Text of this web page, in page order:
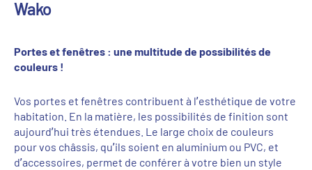
Wako
Portes et fenêtres : une multitude de possibilitésde
couleurs !
Vos portes et fenêtres contribuent à l’esthétique de votre
habitation. En la matière, les possibilités de finition sont
aujourd’hui très étendues. Le large choix de couleurs
pour vos châssis, qu’ils soient en aluminium ou PVC, et
d’accessoires, permet de conférer à votre bien un style